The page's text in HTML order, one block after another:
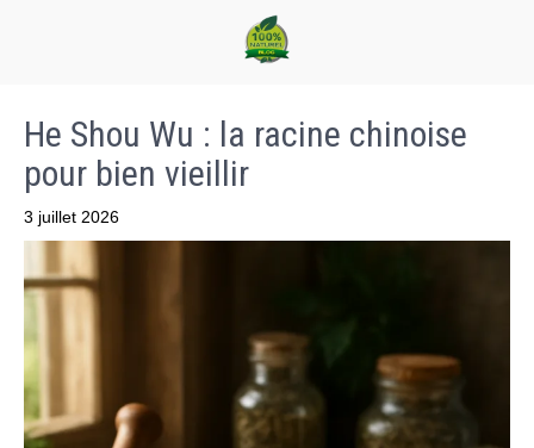
He Shou Wu : la racine chinoise
pour bien vieillir
3 juillet 2026